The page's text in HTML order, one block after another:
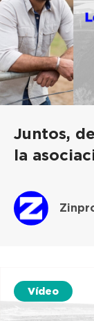
Juntos,
la
Vídeo